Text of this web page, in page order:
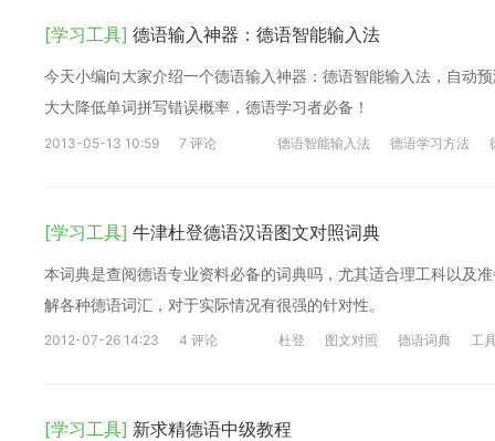
[学习工具] 德语输入神器：德语智能输入法
今天小编向大家介绍一个德语输入神器：德语智能输入法，自动
大大降低单词拼写错误概率，德语学习者必备！
2013-05-13 10:59 7 评论 德语智能输入法 德语学习方法
[学习工具] 牛津杜登德语汉语图文对照词典
本词典是查阅德语专业资料必备的词典吗，尤其适合理工科以及
解各种德语词汇，对于实际情况有很强的针对性。
2012-07-26 14:23 4 评论 杜登 图文对照 德语词典 工
[学习工具] 新求精德语中级教程